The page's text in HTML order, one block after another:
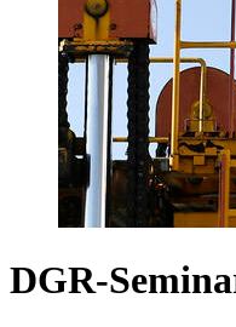
DGR-